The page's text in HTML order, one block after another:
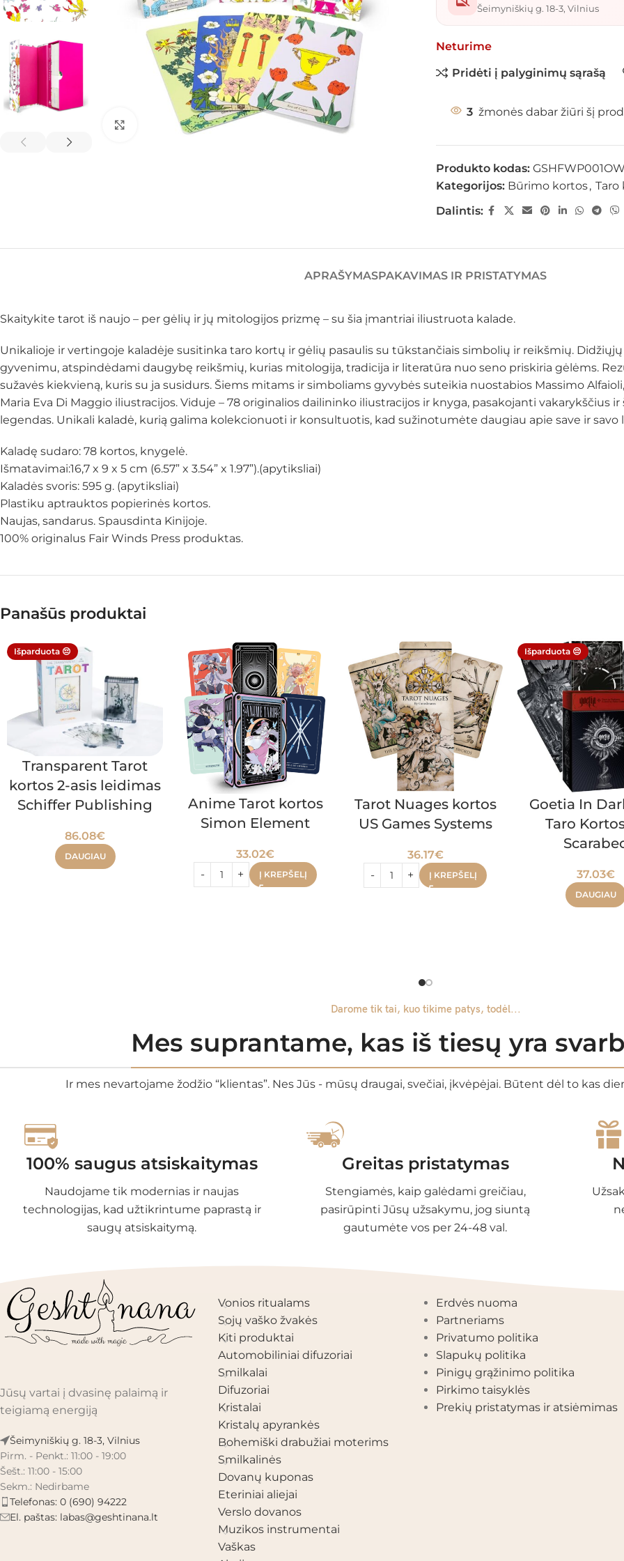
Spustelėkite, kad padidintumėte
Šeimyniškių g. 18-3, Vilnius
Neturime
Pridėti į palyginimų sąrašą
3 žmonės dabar žiūri šį
Produkto kodas: GSHFWP001OW
Kategorijos: Būrimo kortos, Taro
Dalintis:
APRAŠYMASPAKAVIMAS IR PRISTATYMAS
Skaitykite tarot iš naujo – per gėlių ir jų mitologijos prizmę – su šia įmantriai iliustruota kalade.
Unikalioje ir vertingoje kaladėje susitinka taro kortų ir gėlių pasaulis su tūkstančiais simbolių ir reikšmių.
gyvenimu, atspindėdami daugybę reikšmių, kurias mitologija, tradicija ir literatūra nuo seno priskiria gėlėms.
sužavės kiekvieną, kuris su ja susidurs. Šiems mitams ir simboliams gyvybės suteikia nuostabios Massimo
Maria Eva Di Maggio iliustracijos. Viduje – 78 originalios dailininko iliustracijos ir knyga, pasakojanti vakarykščius
legendas. Unikali kaladė, kurią galima kolekcionuoti ir konsultuotis, kad sužinotumėte daugiau apie save ir savo
Kaladę sudaro: 78 kortos, knygelė.
Išmatavimai:16,7 x 9 x 5 cm (6.57” x 3.54” x 1.97”).(apytiksliai)
Kaladės svoris: 595 g. (apytiksliai)
Plastiku aptrauktos popierinės kortos.
Naujas, sandarus. Spausdinta Kinijoje.
100% originalus Fair Winds Press produktas.
Panašūs produktai
Išparduota 😔
Transparent Tarot
kortos 2-asis leidimas
Schiffer Publishing
86.08€
DAUGIAU
Anime Tarot kortos
Simon Element
33.02€
Į KREPŠELĮ
Tarot Nuages kortos
US Games Systems
36.17€
Į KREPŠELĮ
Išparduota 😔
Goetia In
Taro
37.03€
DAUGIAU
Darome tik tai, kuo tikime patys, todėl...
Mes suprantame, kas iš tiesų yra
Ir mes nevartojame žodžio “klientas”. Nes Jūs - mūsų draugai, svečiai, įkvėpėjai. Būtent dėl to kas
100% saugus atsiskaitymas
Naudojame tik modernias ir naujas
technologijas, kad užtikrintume paprastą ir
saugų atsiskaitymą.
Greitas pristatymas
Stengiamės, kaip galėdami greičiau,
pasirūpinti Jūsų užsakymu, jog siuntą
gautumėte vos per 24-48 val.
Jūsų vartai į dvasinę palaimą ir
teigiamą energiją
Šeimyniškių g. 18-3, Vilnius
Pirm. - Penkt.: 11:00 - 19:00
Šešt.: 11:00 - 15:00
Sekm.: Nedirbame
Telefonas: 0 (690) 94222
El. paštas: labas@geshtinana.lt
PRODUKTŲ KATEGORIJOS
Vonios ritualams
Sojų vaško žvakės
Kiti produktai
Automobiliniai difuzoriai
Smilkalai
Difuzoriai
Kristalai
Kristalų apyrankės
Bohemiški drabužiai moterims
Smilkalinės
Dovanų kuponas
Eteriniai aliejai
Verslo dovanos
Muzikos instrumentai
Vaškas
Erdvės nuoma
Partneriams
Privatumo politika
Slapukų politika
Pinigų grąžinimo politika
Pirkimo taisyklės
Prekių pristatymas ir atsiėmimas